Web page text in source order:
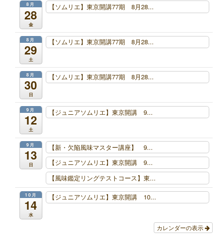
8月
28
金
【ソムリエ】東京開講77期 8月28...
8月
29
土
【ソムリエ】東京開講77期 8月28...
8月
30
日
【ソムリエ】東京開講77期 8月28...
9月
12
土
【ジュニアソムリエ】東京開講 9...
9月
13
日
【新・欠陥風味マスター講座】 9...
【ジュニアソムリエ】東京開講 9...
【風味鑑定リングテストコース】東...
10月
14
水
【ジュニアソムリエ】東京開講 10...
カレンダーの表示